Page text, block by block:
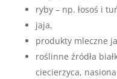
ryby – np. łosoś i
jaja,
produkty mleczne
roślinne źródła
ciecierzyca,